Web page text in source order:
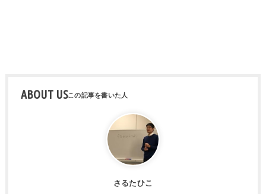
ABOUT US
さるたひこ